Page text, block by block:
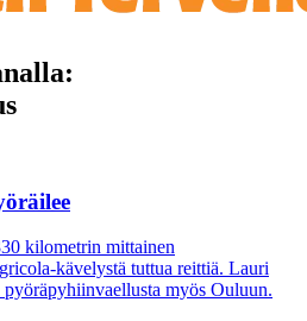
kilometrin mittainen
kävelystä tuttua reittiä. Lauri
myös Ouluun.